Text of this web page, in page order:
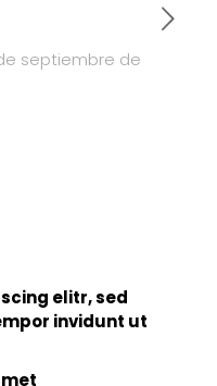
septiembre de
elitr, sed
invidunt ut